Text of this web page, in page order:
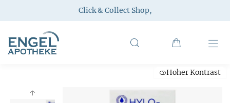
Click & Collect Shop,
Hoher Kontrast